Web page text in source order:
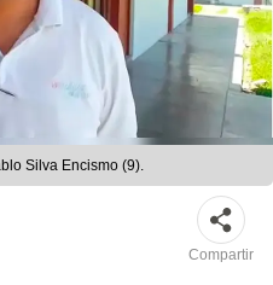
Jhony Silva, padre del menor Juan Pablo Silva Encismo (9).
Compartir